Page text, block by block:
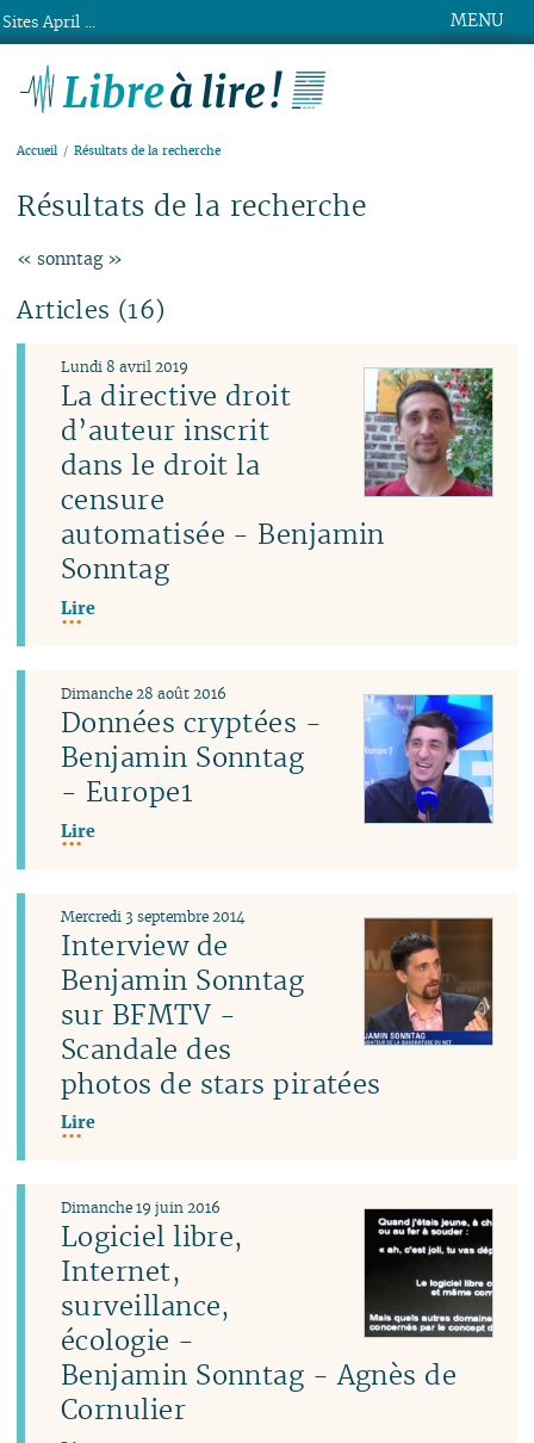
MENU
Accueil Résultats de la recherche
Résultats de la recherche
« sonntag »
Articles (16)
La directive droit
d’auteur inscrit
dans le droit la
censure
automatisée - Benjamin
Sonntag
Lundi 8 avril 2019
Lire
Données cryptées -
Benjamin Sonntag
- Europe1
Dimanche 28 août 2016
Lire
Interview de
Benjamin Sonntag
sur BFMTV -
Scandale des
photos de stars piratées
Mercredi 3 septembre 2014
Lire
Logiciel libre,
Internet,
surveillance,
écologie -
Benjamin Sonntag - Agnès de
Cornulier
Dimanche 19 juin 2016
Sites April ...